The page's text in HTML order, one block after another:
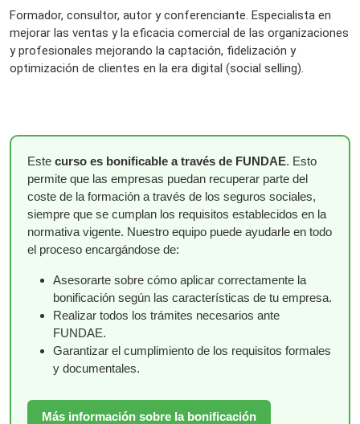
Formador, consultor, autor y conferenciante. Especialista en
mejorar las ventas y la eficacia comercial de las organizaciones
y profesionales mejorando la captación, fidelización y
optimización de clientes en la era digital (social selling).
Este curso es bonificable a través de FUNDAE. Esto
permite que las empresas puedan recuperar parte del
coste de la formación a través de los seguros sociales,
siempre que se cumplan los requisitos establecidos en la
normativa vigente. Nuestro equipo puede ayudarle en todo
el proceso encargándose de:
Asesorarte sobre cómo aplicar correctamente la
bonificación según las características de tu empresa.
Realizar todos los trámites necesarios ante
FUNDAE.
Garantizar el cumplimiento de los requisitos formales
y documentales.
Más información sobre la bonificación